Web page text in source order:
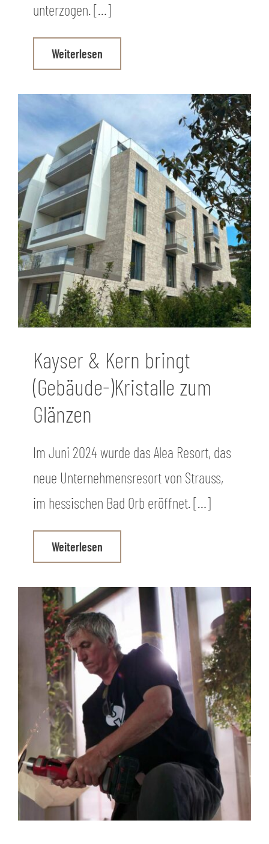
unterzogen. […]
Weiterlesen
Kayser & Kern bringt
(Gebäude-)​​Kristalle zum
Glänzen
Im Juni 2024 wurde das Alea Resort, das
neue Unternehmensresort von Strauss,
im hessischen Bad Orb eröffnet. […]
Weiterlesen